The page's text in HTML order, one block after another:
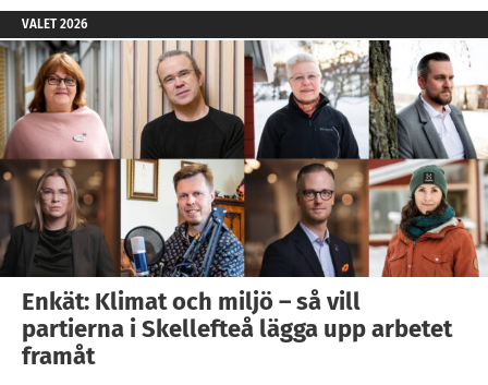
VALET 2026
Enkät: Klimat och miljö – så vill
partierna i Skellefteå lägga upp arbetet
framåt